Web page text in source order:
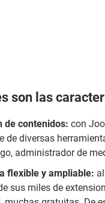
son las
de contenidos: con
de diversas
administrador de
flexible y ampliable:
sus miles de